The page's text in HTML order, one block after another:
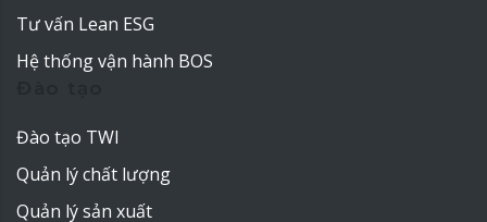
Tư vấn Lean ESG
Hệ thống vận hành BOS
Đào tạo TWI
Quản lý chất lượng
Quản lý sản xuất